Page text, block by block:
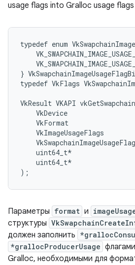
usage flags into Gralloc usage flags
typedef enum
}
typedef VkFlags
VkResult VKAPI
VkDevice
VkFormat
VkImageUsageFlags
uint64_t*
uint64_t*
Параметры format и
структуры
должен заполнить
*grallocProducerUsage
Gralloc, необходимыми для